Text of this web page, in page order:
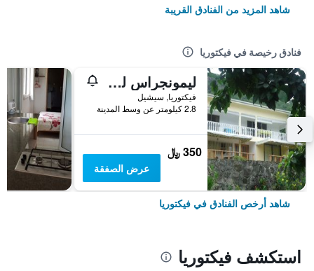
شاهد المزيد من الفنادق القريبة
فنادق رخيصة في فيكتوريا
ليمونجراس لودج
فيكتوريا, سيشيل
2.8 كيلومتر عن وسط المدينة
350 ﷼
عرض الصفقة
شاهد أرخص الفنادق في فيكتوريا
استكشف فيكتوريا